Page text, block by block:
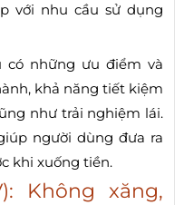
với nhu cầu sử dụng
có những ưu điểm và
khả năng tiết kiệm
như trải nghiệm lái.
người dùng đưa ra
khi xuống tiền.
Không xăng,